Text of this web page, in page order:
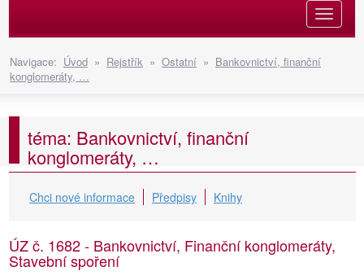
Navigace: Úvod » Rejstřík » Ostatní » Bankovnictví, finanční
konglomeráty, …
téma: Bankovnictví, finanční
konglomeráty, …
Chci nové informace Předpisy Knihy
ÚZ č. 1682 - Bankovnictví, Finanční konglomeráty,
Stavební spoření